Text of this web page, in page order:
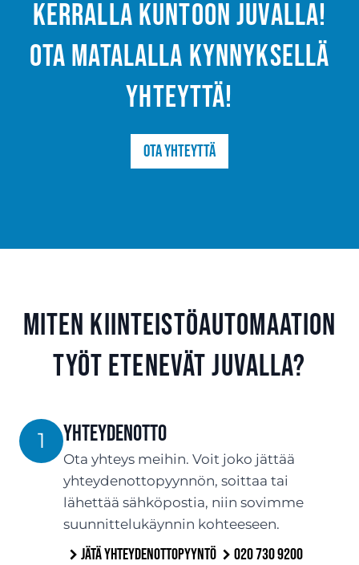
kerralla kuntoon Juvalla!
Ota matalalla kynnyksellä
yhteyttä!
Ota yhteyttä
Miten kiinteistöautomaation
työt etenevät Juvalla?
1 Yhteydenotto
Ota yhteys meihin. Voit joko jättää
yhteydenottopyynnön, soittaa tai
lähettää sähköpostia, niin sovimme
suunnittelukäynnin kohteeseen.
Jätä yhteydenottopyyntö
020 730 9200